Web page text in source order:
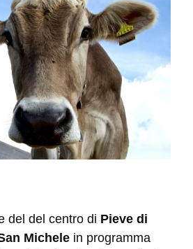
del del centro di Pieve di
Michele in programma